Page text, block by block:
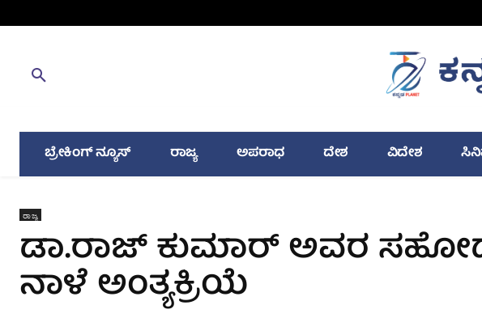
ಬ್ರೇಕಿಂಗ್ ನ್ಯೂಸ್ ರಾಜ್ಯ ಅಪರಾಧ ದೇಶ ವಿದೇಶ
ರಾಜ್ಯ
ಡಾ.ರಾಜ್ ಕುಮಾರ್ ಅವರ
ನಾಳೆ ಅಂತ್ಯಕ್ರಿಯೆ